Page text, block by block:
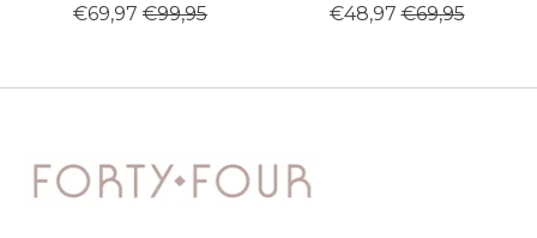
€69,97 €99,95
€48,97 €69,95